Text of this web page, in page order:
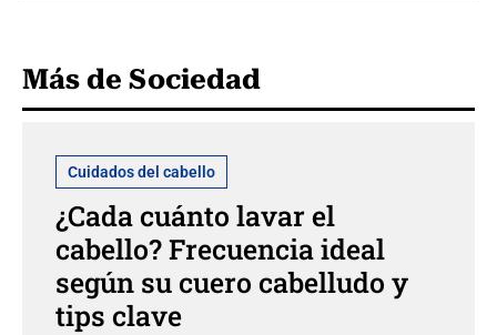
Más de Sociedad
Cuidados del cabello
¿Cada cuánto lavar el
cabello? Frecuencia ideal
según su cuero cabelludo y
tips clave